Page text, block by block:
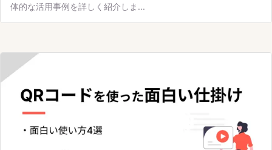
体的な活用事例を詳しく紹介しま...